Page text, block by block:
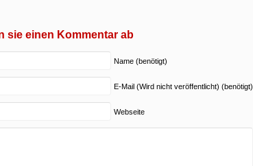
sie einen Kommentar ab
Name (benötigt)
E-Mail (Wird nicht veröffentlicht) (benötigt)
Webseite